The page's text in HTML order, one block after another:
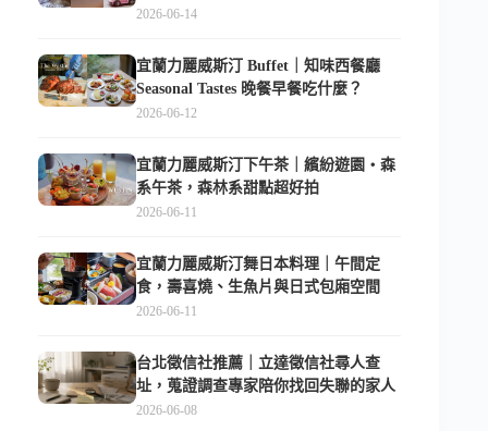
俱樂部超適合放電
2026-06-14
宜蘭力麗威斯汀 Buffet｜知味西餐廳
Seasonal Tastes 晚餐早餐吃什麼？
2026-06-12
宜蘭力麗威斯汀下午茶｜繽紛遊園・森
系午茶，森林系甜點超好拍
2026-06-11
宜蘭力麗威斯汀舞日本料理｜午間定
食，壽喜燒、生魚片與日式包廂空間
2026-06-11
台北徵信社推薦｜立達徵信社尋人查
址，蒐證調查專家陪你找回失聯的家人
2026-06-08